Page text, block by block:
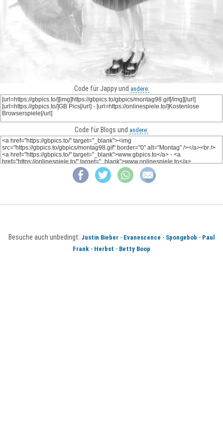
Code für Jappy und andere:
Code für Blogs und andere:
Besuche auch unbedingt: Justin Bieber- Evanescence - Spongebob - Paul
Frank - Herbst - Betty Boop